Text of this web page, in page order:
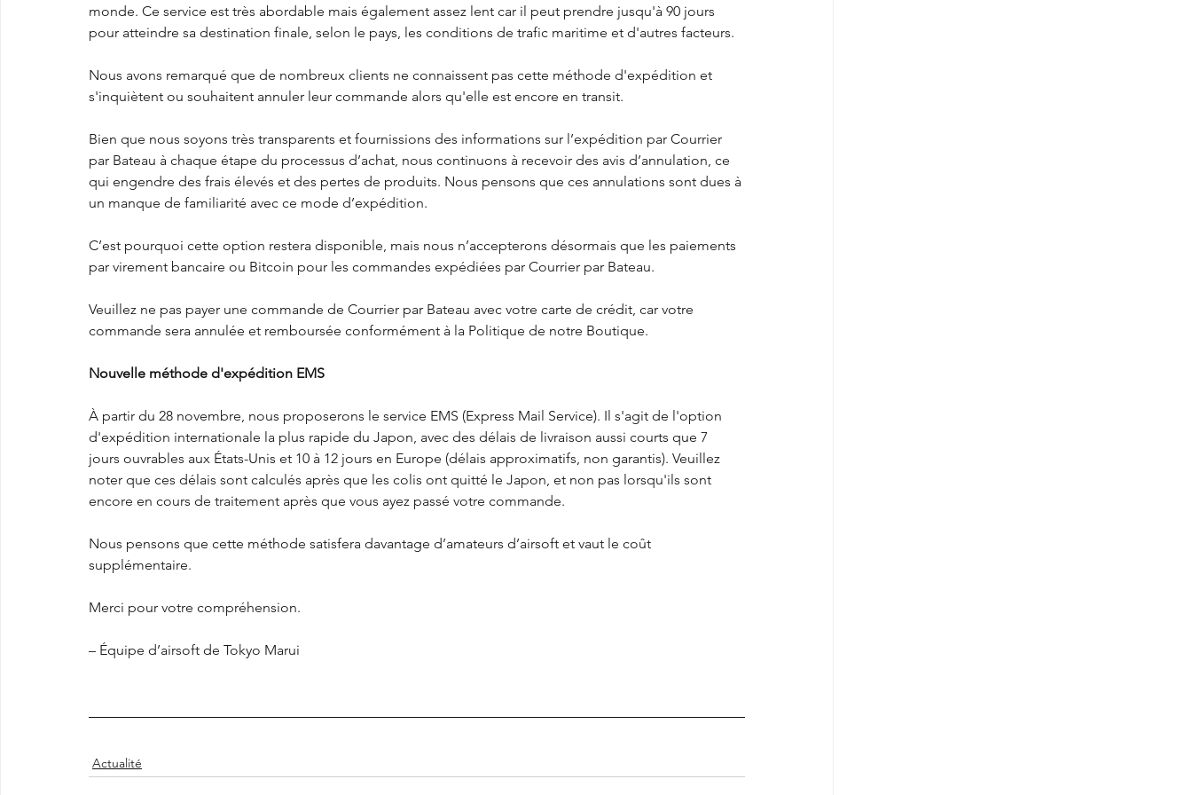
monde. Ce service est très abordable mais également assez lent car il peut prendre jusqu'à 90 jours
pour atteindre sa destination finale, selon le pays, les conditions de trafic maritime et d'autres facteurs.
Nous avons remarqué que de nombreux clients ne connaissent pas cette méthode d'expédition et
s'inquiètent ou souhaitent annuler leur commande alors qu'elle est encore en transit.
Bien que nous soyons très transparents et fournissions des informations sur l’expédition par Courrier
par Bateau à chaque étape du processus d’achat, nous continuons à recevoir des avis d’annulation, ce
qui engendre des frais élevés et des pertes de produits. Nous pensons que ces annulations sont dues à
un manque de familiarité avec ce mode d’expédition.
C’est pourquoi cette option restera disponible, mais nous n’accepterons désormais que les paiements
par virement bancaire ou Bitcoin pour les commandes expédiées par Courrier par Bateau.
Veuillez ne pas payer une commande de Courrier par Bateau avec votre carte de crédit, car votre
commande sera annulée et remboursée conformément à la Politique de notre Boutique.
Nouvelle méthode d'expédition EMS
À partir du 28 novembre, nous proposerons le service EMS (Express Mail Service). Il s'agit de l'option
d'expédition internationale la plus rapide du Japon, avec des délais de livraison aussi courts que 7
jours ouvrables aux États-Unis et 10 à 12 jours en Europe (délais approximatifs, non garantis). Veuillez
noter que ces délais sont calculés après que les colis ont quitté le Japon, et non pas lorsqu'ils sont
encore en cours de traitement après que vous ayez passé votre commande.
Nous pensons que cette méthode satisfera davantage d’amateurs d’airsoft et vaut le coût
supplémentaire.
Merci pour votre compréhension.
– Équipe d’airsoft de Tokyo Marui
Actualité